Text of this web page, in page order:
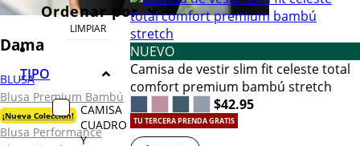
Dama
BLUSA
Blusa Premium Bambú
¡Nueva Colección!
Blusa Performance
Ordenar por
LIMPIAR
TIPO
CAMISA
CUADRO
Y
NUEVO
Camisa de vestir slim fit celeste total
comfort premium bambú stretch
$42.95
TU TERCERA PRENDA GRATIS